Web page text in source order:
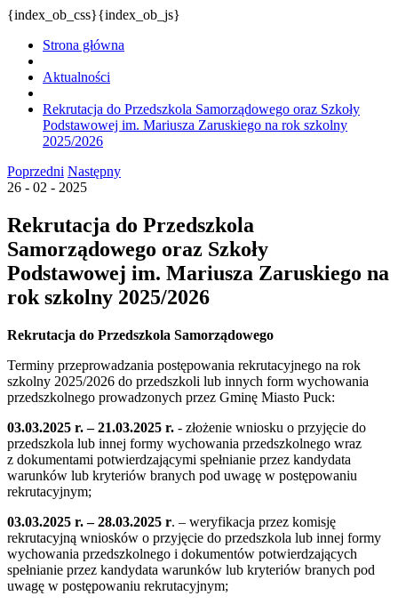
{index_ob_css}{index_ob_js}
Strona główna
Aktualności
Rekrutacja do Przedszkola Samorządowego oraz Szkoły
Podstawowej im. Mariusza Zaruskiego na rok szkolny
2025/2026
Poprzedni Następny
26 - 02 - 2025
Rekrutacja do Przedszkola
Samorządowego oraz Szkoły
Podstawowej im. Mariusza Zaruskiego na
rok szkolny 2025/2026
Rekrutacja do Przedszkola Samorządowego
Terminy przeprowadzania postępowania rekrutacyjnego na rok
szkolny 2025/2026 do przedszkoli lub innych form wychowania
przedszkolnego prowadzonych przez Gminę Miasto Puck:
03.03.2025 r. – 21.03.2025 r. - złożenie wniosku o przyjęcie do
przedszkola lub innej formy wychowania przedszkolnego wraz
z dokumentami potwierdzającymi spełnianie przez kandydata
warunków lub kryteriów branych pod uwagę w postępowaniu
rekrutacyjnym;
03.03.2025 r. – 28.03.2025 r. – weryfikacja przez komisję
rekrutacyjną wniosków o przyjęcie do przedszkola lub innej formy
wychowania przedszkolnego i dokumentów potwierdzających
spełnianie przez kandydata warunków lub kryteriów branych pod
uwagę w postępowaniu rekrutacyjnym;